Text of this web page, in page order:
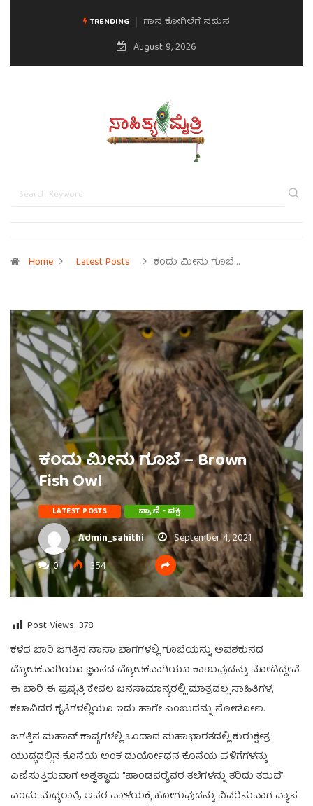
TRENDING
ಗಾನ ಕೋಗಿಲೆಗೆ ನಮನ ಮನಸಿನ ಸವಿಭಾವ
August 9, 2026
Home Latest Posts ಕಂದು ಮೀನು ಗೂಬೆ…
ಕಂದು ಮೀನು ಗೂಬೆ – Brown
Fish Owl
LATEST POSTS ಪ್ರಾಣಿ - ಪಕ್ಷಿ
Admin_sahithi
September 4, 2021
0
354
Post Views: 378
ಕಳೆದ ಬಾರಿ ಜಗತ್ತಿನ ನಾನಾ ಭಾಗಗಳಲ್ಲಿ ಗೂಬೆಯನ್ನು ಅಪಶಕುನದ
ದ್ಯೋತಕವಾಗಿಯೂ ಜ್ಞಾನದ ದ್ಯೋತಕವಾಗಿಯೂ ಕಾಣುವುದನ್ನು ನೋಡಿದ್ದೇವೆ.
ಈ ಬಾರಿ ಈ ಪ್ರವೃತ್ತಿ ಕೇವಲ ಜನಸಾಮಾನ್ಯರಲ್ಲಿ ಮಾತ್ರವಲ್ಲ ಸಾಹಿತಿಗಳ,
ಕಲಾವಿದರ ಕೃತಿಗಳಲ್ಲಿಯೂ ಇದು ಹಾಗೇ ಎಂಬುದನ್ನು ನೋಡೋಣ.
ಜಗತ್ತಿನ ಮಹಾನ್ ಕಾವ್ಯಗಳಲ್ಲಿ ಒಂದಾದ ಮಹಾಭಾರತದಲ್ಲಿ ಕುರುಕ್ಷೇತ್ರ
ಯುದ್ಧದಲ್ಲಿನ ಕೊನೆಯ ಅಂಕ ದುರ್ಯೋಧನ ಕೊನೆಯ ಘಳಿಗೆಗಳನ್ನು
ಎಣಿಸುತ್ತಿರುವಾಗ ಅಶ್ವತ್ಥಾಮ “ಪಾಂಡವರೈವರ ತಲೆಗಳನ್ನು ತರಿದು ತರುವೆ”
ಎಂದು ಮಧ್ಯರಾತ್ರಿ ಅವರ ಪಾಳಯಕ್ಕೆ ಹೋಗುವುದನ್ನು ವಿವರಿಸುವಾಗ ವ್ಯಾಸ